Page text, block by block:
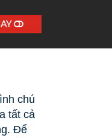
chú
tất cả
Để